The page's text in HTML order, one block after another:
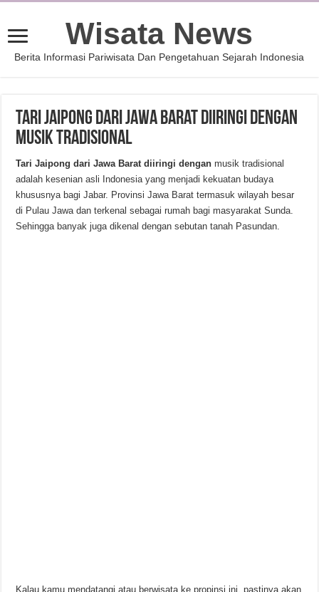
Wisata News
Berita Informasi Pariwisata Dan Pengetahuan Sejarah Indonesia
Tari Jaipong dari Jawa Barat Diiringi dengan
Musik Tradisional
Tari Jaipong dari Jawa Barat diiringi denganmusik tradisional
adalah kesenian asli Indonesia yang menjadi kekuatan budaya
khususnya bagi Jabar. Provinsi Jawa Barat termasuk wilayah besar
di Pulau Jawa dan terkenal sebagai rumah bagi masyarakat Sunda.
Sehingga banyak juga dikenal dengan sebutan tanah Pasundan.
Kalau kamu mendatangi atau berwisata ke propinsi ini, pastinya akan